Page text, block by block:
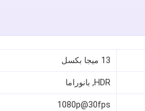
13 ميجا بكسل
HDR, بانوراما
1080p@30fps